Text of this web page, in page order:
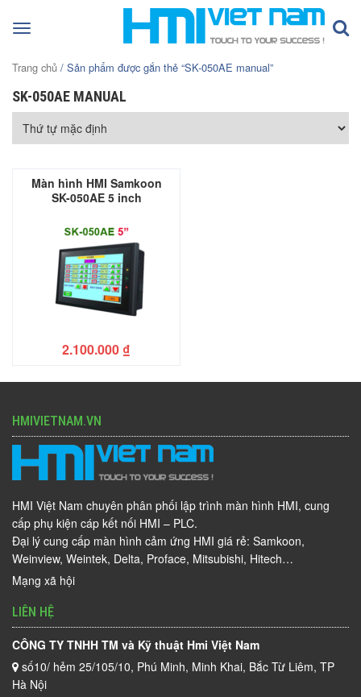
Toggle
Trang chủ / Sản phẩm được gắn thẻ “SK-050AE manual”
SK-050AE MANUAL
Màn hình HMI Samkoon
SK-050AE 5 inch
2.100.000 ₫
HMIVIETNAM.VN
HMI Việt Nam chuyên phân phối lập trình màn hình HMI, cung
cấp phụ kiện cáp kết nối HMI – PLC.
Đại lý cung cấp màn hình cảm ứng HMI giá rẻ: Samkoon,
Weinview, Weintek, Delta, Proface, Mitsubishi, Hitech…
Mạng xã hội
LIÊN HỆ
CÔNG TY TNHH TM và Kỹ thuật Hmi Việt Nam
số10/ hẻm 25/105/10, Phú Minh, Minh Khai, Bắc Từ Liêm, TP
Hà Nội